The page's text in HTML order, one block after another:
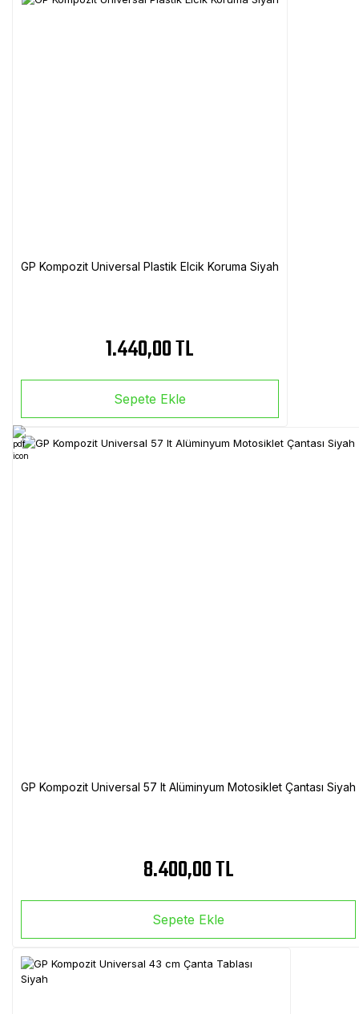
GP Kompozit Universal Plastik Elcik Koruma Siyah
1.440,00 TL
Sepete Ekle
GP Kompozit Universal 57 lt Alüminyum Motosiklet Çantası Siyah
8.400,00 TL
Sepete Ekle